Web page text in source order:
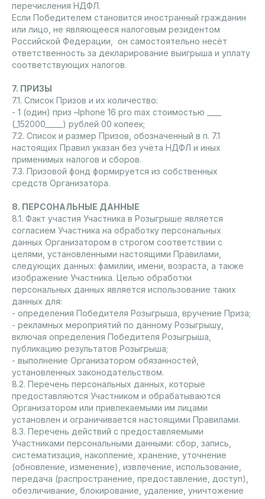
перечисления НДФЛ.
Если Победителем становится иностранный гражданин
или лицо, не являющееся налоговым резидентом
Российской Федерации, он самостоятельно несёт
ответственность за декларирование выигрыша и уплату
соответствующих налогов.
7. ПРИЗЫ
7.1. Список Призов и их количество:
- 1 (один) приз –Iphone 16 pro max стоимостью ____
(_152000_____) рублей 00 копеек;
7.2. Список и размер Призов, обозначенный в п. 7.1
настоящих Правил указан без учёта НДФЛ и иных
применимых налогов и сборов.
7.3. Призовой фонд формируется из собственных
средств Организатора.
8. ПЕРСОНАЛЬНЫЕ ДАННЫЕ
8.1. Факт участия Участника в Розыгрыше является
согласием Участника на обработку персональных
данных Организатором в строгом соответствии с
целями, установленными настоящими Правилами,
следующих данных: фамилии, имени, возраста, а также
изображение Участника. Целью обработки
персональных данных является использование таких
данных для:
- определения Победителя Розыгрыша, вручение Приза;
- рекламных мероприятий по данному Розыгрышу,
включая определения Победителя Розыгрыша,
публикацию результатов Розыгрыша;
- выполнение Организатором обязанностей,
установленных законодательством.
8.2. Перечень персональных данных, которые
предоставляются Участником и обрабатываются
Организатором или привлекаемыми им лицами
установлен и ограничивается настоящими Правилами.
8.3. Перечень действий с предоставляемыми
Участниками персональными данными: сбор, запись,
систематизация, накопление, хранение, уточнение
(обновление, изменение), извлечение, использование,
передача (распространение, предоставление, доступ),
обезличивание, блокирование, удаление, уничтожение